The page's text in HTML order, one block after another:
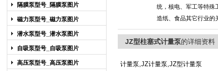
隔膜泵型号_隔膜泵图片
磁力泵型号_磁力泵图片
潜水泵型号_潜水泵图片
自吸泵型号_自吸泵图片
高压泵型号_高压泵图片
统，核电、军工等特殊
造纸、食品其它行业的
JZ型柱塞式计量泵的详细资料
计量泵,JZ计量泵,JZ型计量泵